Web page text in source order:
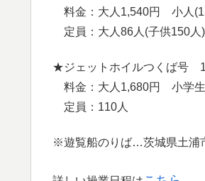
料金：大人1,540円 小人
定員：大人86人(子供150人)
★ジェットホイルつくば号
料金：大人1,680円 小学生
定員：110人
※遊覧船のりば…茨城県土浦